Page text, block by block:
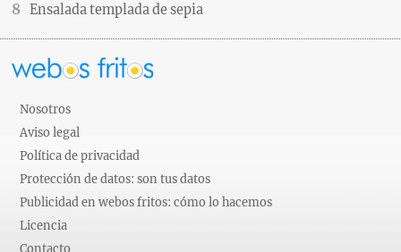
Ensalada templada de sepia
Nosotros
Aviso legal
Política de privacidad
Protección de datos: son tus datos
Publicidad en webos fritos: cómo lo hacemos
Licencia
Contacto